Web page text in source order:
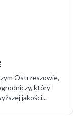
Ostrzeszowie,
który
jakości...